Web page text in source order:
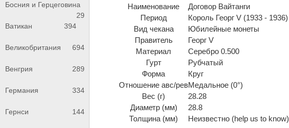
Босния и Герцеговина
29
Ватикан
394
Великобритания 694
Венгрия 289
Германия 334
Гернси 144
Наименование
Договор Вайтанги
Период
Король Георг V (1933 - 1936)
Вид чекана
Юбилейные монеты
Правитель
Георг V
Материал
Серебро 0.500
Гурт
Рубчатый
Форма
Круг
Отношение авс/ревМедальное (0°)
Вес (г)
28.28
Диаметр (мм)
28.8
Толщина (мм)
Неизвестно (help us to know)